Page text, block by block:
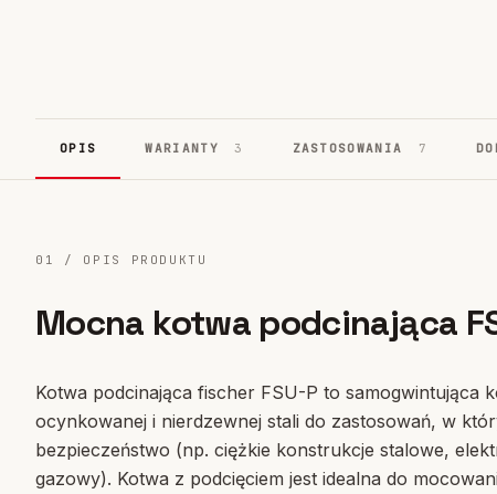
OPIS WARIANTY 3 ZASTOSOWANIA 7
01 / OPIS PRODUKTU
Mocna kotwa podcinająca
Kotwa podcinająca fischer FSU-P to samogwintująca
ocynkowanej i nierdzewnej stali do zastosowań, w
bezpieczeństwo (np. ciężkie konstrukcje stalowe,
gazowy). Kotwa z podcięciem jest idealna do